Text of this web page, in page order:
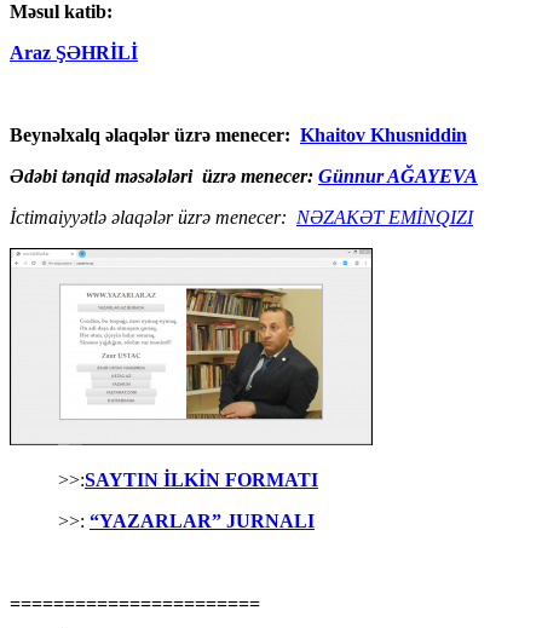
Məsul katib:
Araz ŞƏHRİLİ
Beynəlxalq əlaqələr üzrə menecer: Khaitov Khusniddin
Ədəbi tənqid məsələləri üzrə menecer: Günnur AĞAYEVA
İctimaiyyətlə əlaqələr üzrə menecer: NƏZAKƏT EMİNQIZI
>>:SAYTIN İLKİN FORMATI
>>: “YAZARLAR” JURNALI
=======================